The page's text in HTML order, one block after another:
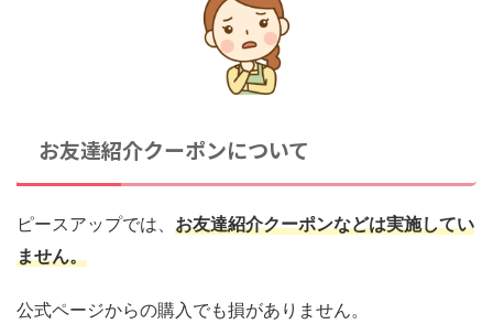
お友達紹介クーポンについて
ピースアップでは、 お友達紹介クーポンなどは実施してい
ません。
公式ページからの購入でも損がありません。